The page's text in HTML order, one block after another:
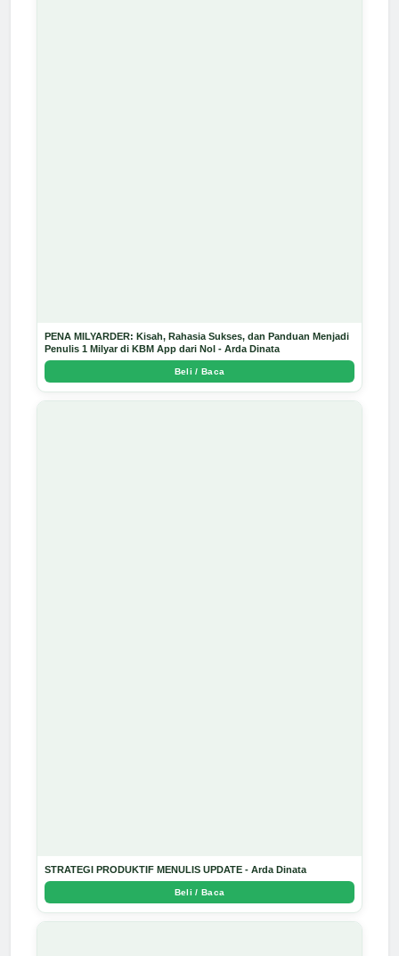
PENA MILYARDER: Kisah, Rahasia Sukses, dan Panduan Menjadi
Penulis 1 Milyar di KBM App dari Nol - Arda Dinata
Beli / Baca
STRATEGI PRODUKTIF MENULIS UPDATE - Arda Dinata
Beli / Baca